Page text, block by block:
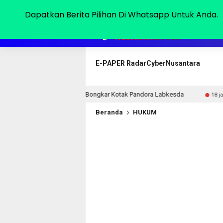
E-PAPER RadarCyberNusantara
Bongkar Kotak Pandora Labkesda 18 jam lalu RTLH Ibu Nur
Beranda HUKUM
Dapatkan Berita Pilihan Di Whatsapp Untuk Anda.